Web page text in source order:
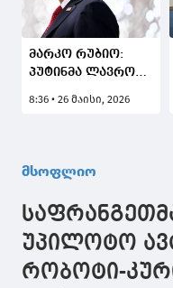
მარკო რუბიო:
პუტინმა ლავროვს
დაერეკა
8:36 • 26 მაისი, 2026
მსოფლიო
უპილოტო
რობოტი-